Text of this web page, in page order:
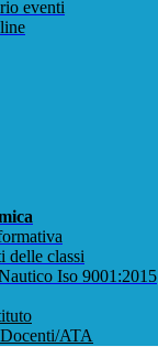
eventi
delle classi
Iso 9001:2015
ATA